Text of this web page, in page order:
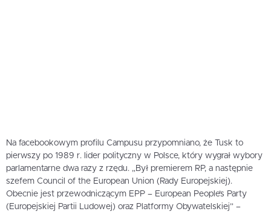
Na facebookowym profilu Campusu przypomniano, że Tusk to
pierwszy po 1989 r. lider polityczny w Polsce, który wygrał wybory
parlamentarne dwa razy z rzędu. „Był premierem RP, a następnie
szefem Council of the European Union (Rady Europejskiej).
Obecnie jest przewodniczącym EPP – European People’s Party
(Europejskiej Partii Ludowej) oraz Platformy Obywatelskiej” –